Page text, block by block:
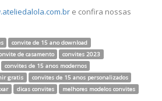
e confira nossas
convite de 15 ano download
de casamento
convites 2023
convites de 15 anos modernos
gratis
convites de 15 anos personalizados
dicas convites melhores modelos convites